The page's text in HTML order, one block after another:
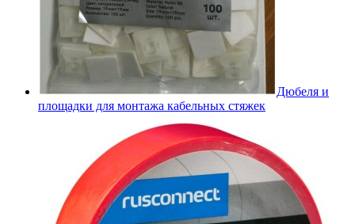
Дюбеля и
площадки для монтажа кабельных стяжек